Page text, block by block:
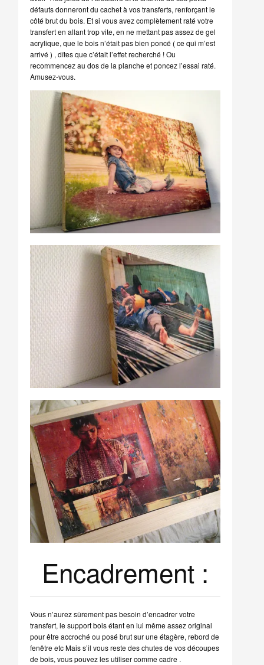
défauts donneront du cachet à vos transferts, renforçant le
côté brut du bois. Et si vous avez complètement raté votre
transfert en allant trop vite, en ne mettant pas assez de gel
acrylique, que le bois n’était pas bien poncé ( ce qui m’est
arrivé ) , dîtes que c’était l’effet recherché ! Ou
recommencez au dos de la planche et poncez l’essai raté.
Amusez-vous.
Encadrement :
Vous n’aurez sûrement pas besoin d’encadrer votre
transfert, le support bois étant en lui même assez original
pour être accroché ou posé brut sur une étagère, rebord de
fenêtre etc Mais s’il vous reste des chutes de vos découpes
de bois, vous pouvez les utiliser comme cadre .